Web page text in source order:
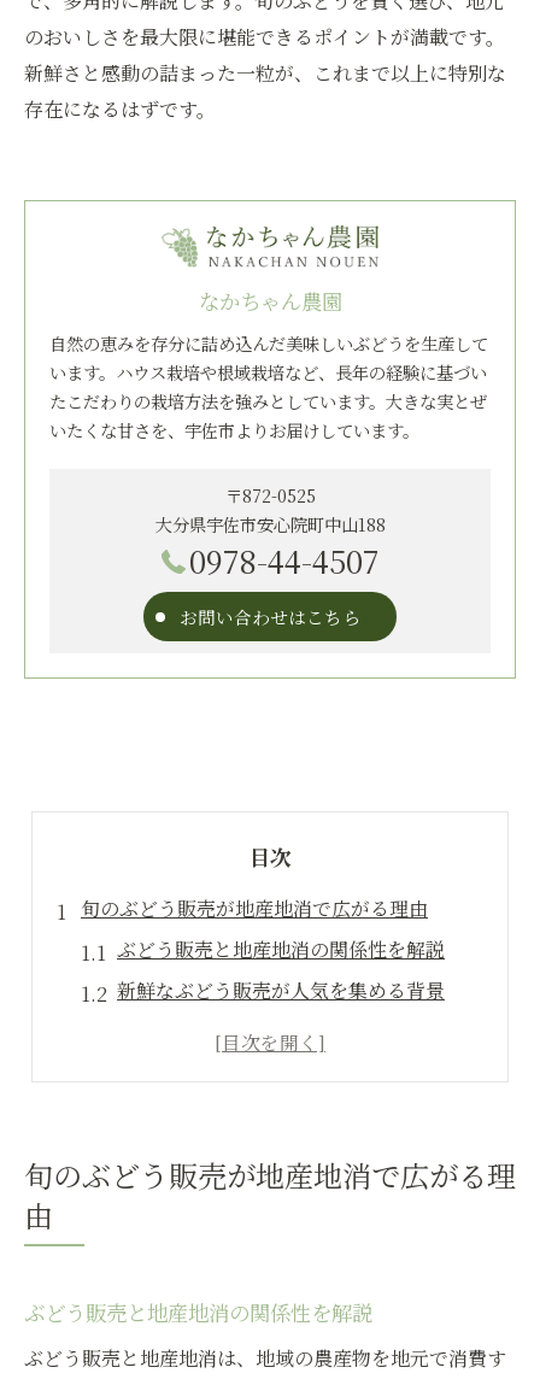
のおいしさを最大限に堪能できるポイントが満載です。
新鮮さと感動の詰まった一粒が、これまで以上に特別な
存在になるはずです。
なかちゃん農園
自然の恵みを存分に詰め込んだ美味しいぶどうを生産して
います。ハウス栽培や根域栽培など、長年の経験に基づい
たこだわりの栽培方法を強みとしています。大きな実とぜ
いたくな甘さを、宇佐市よりお届けしています。
〒872-0525
大分県宇佐市安心院町中山188
0978-44-4507
お問い合わせはこちら
目次
旬のぶどう販売が地産地消で広がる理由
ぶどう販売と地産地消の関係性を解説
新鮮なぶどう販売が人気を集める背景
地産地消がぶどう販売にもたらす効果
ぶどう販売の現場で味わう選ぶ楽しさ
地元ぶどう販売がもたらす充実感とは
旬の地元産ぶどう販売で得られる喜び
旬のぶどう販売が地産地消で広がる理
由
ぶどう販売と地産地消の関係性を解説
ぶどう販売と地産地消は、地域の農産物を地元で消費す